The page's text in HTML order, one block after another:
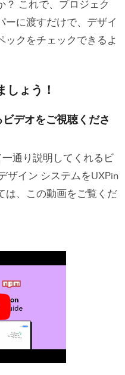
？ これで、プロジェク
ーに渡すだけで、デザイ
ックをチェックできるよ
しょう！
デオをご視聴くださ
通り説明してくれるビ
ザイン システムをUXPin
は、この動画をご覧くだ